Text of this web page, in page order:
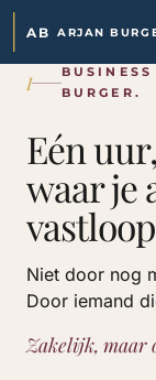
AB ARJAN
I
BURGER.
Eén
waar je
Niet door nog
Door iemand
Zakelijk, maar